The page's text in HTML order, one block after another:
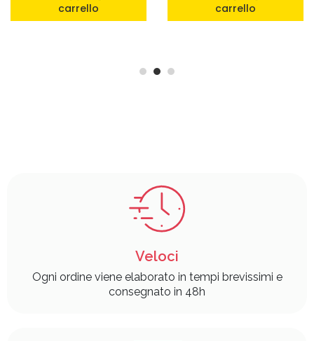
carrello
carrello
Veloci
Ogni ordine viene elaborato in tempi brevissimi e
consegnato in 48h